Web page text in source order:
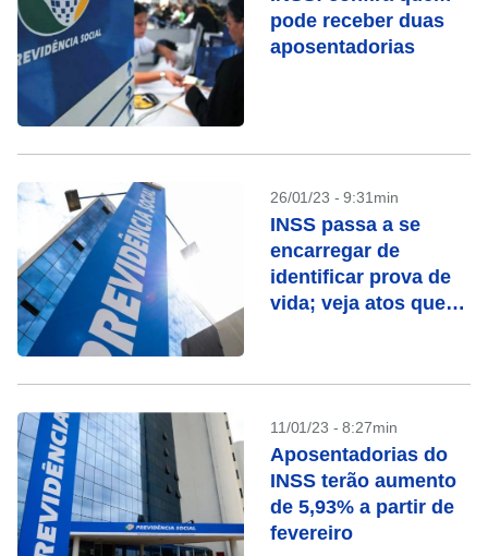
pode receber duas
aposentadorias
26/01/23 - 9:31min
INSS passa a se
encarregar de
identificar prova de
vida; veja atos que
11/01/23 - 8:27min
Aposentadorias do
INSS terão aumento
de 5,93% a partir de
fevereiro